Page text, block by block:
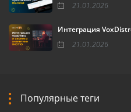
21.01.2026
Интеграция
21.01.2026
Популярные теги